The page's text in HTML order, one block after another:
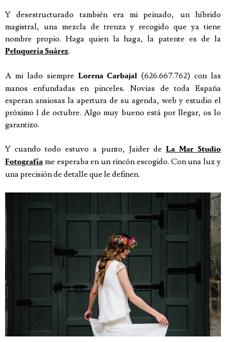
Y desestructurado también era mi peinado, un híbrido
magistral, una mezcla de trenza y recogido que ya tiene
nombre propio. Haga quien la haga, la patente es de la
Peluquería Suárez.
A mi lado siempre Lorena Carbajal (626.667.762) con las
manos enfundadas en pinceles. Novias de toda España
esperan ansiosas la apertura de su agenda, web y estudio el
próximo 1 de octubre. Algo muy bueno está por llegar, os lo
garantizo.
Y cuando todo estuvo a punto, Jaider de La Mar Studio
Fotografía me esperaba en un rincón escogido. Con una luz y
una precisión de detalle que le definen.